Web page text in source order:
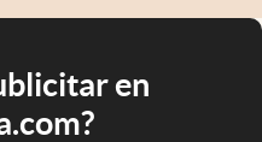
en